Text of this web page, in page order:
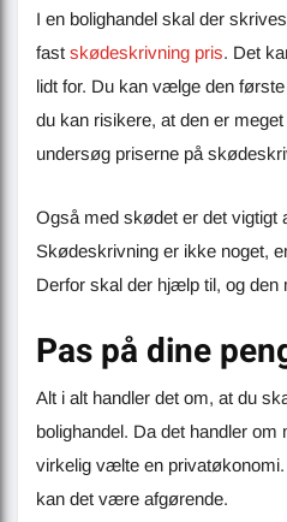
I en bolighandel skal der
fast skødeskrivning pris. Det
lidt for. Du kan vælge den
du kan risikere, at den er
undersøg priserne på
Også med skødet er det vigtigt
Skødeskrivning er ikke noget,
Derfor skal der hjælp til, og den
Pas på dine
Alt i alt handler det om, at du
bolighandel. Da det handler om
virkelig vælte en
kan det være afgørende.